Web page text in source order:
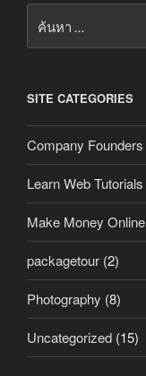
SITE CATEGORIES
Company Founders
Learn Web Tutorials
Make Money Online
packagetour (2)
Photography (8)
Uncategorized (15)